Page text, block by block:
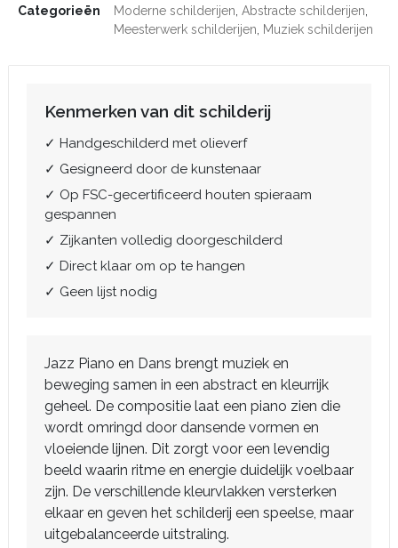
Categorieën
Moderne schilderijen Abstracte schilderijen
Meesterwerk schilderijen
Muziek schilderijen
Kenmerken van dit schilderij
✓ Handgeschilderd met olieverf
✓ Gesigneerd door de kunstenaar
✓ Op FSC-gecertificeerd houten spieraam
gespannen
✓ Zijkanten volledig doorgeschilderd
✓ Direct klaar om op te hangen
✓ Geen lijst nodig
Jazz Piano en Dans brengt muziek en
beweging samen in een abstract en kleurrijk
geheel. De compositie laat een piano zien die
wordt omringd door dansende vormen en
vloeiende lijnen. Dit zorgt voor een levendig
beeld waarin ritme en energie duidelijk voelbaar
zijn. De verschillende kleurvlakken versterken
elkaar en geven het schilderij een speelse, maar
uitgebalanceerde uitstraling.